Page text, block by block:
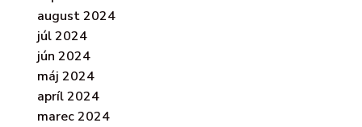
august 2024
júl 2024
jún 2024
máj 2024
apríl 2024
marec 2024